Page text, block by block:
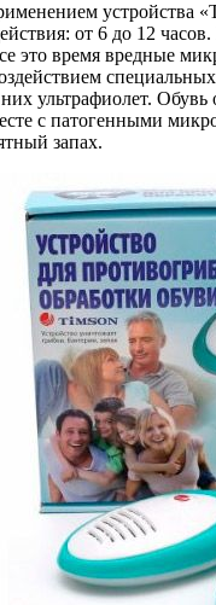
устройства
от 6 до 12
это время вредные
ультрафиолет. Обувь
с патогенными
запах.